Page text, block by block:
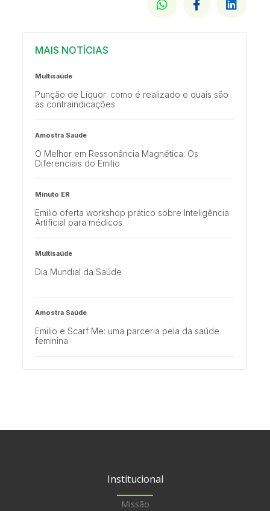
MAIS NOTÍCIAS
Multisaúde
Punção de Líquor: como é realizado e quais são
as contraindicações
Amostra Saúde
O Melhor em Ressonância Magnética: Os
Diferenciais do Emilio
Minuto ER
Emilio oferta workshop prático sobre Inteligência
Artificial para médicos
Multisaúde
Dia Mundial da Saúde
Amostra Saúde
Emilio e Scarf Me: uma parceria pela da saúde
feminina
Institucional
Missão